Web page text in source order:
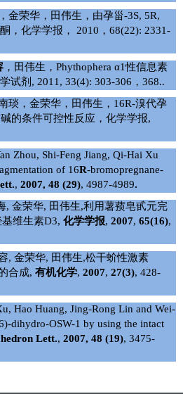
金荣华，田伟生，由孕甾-3S, 5R,
，化学学报， 2010 ， 68(22): 2331-
，田伟生， Phythophera α1性信息素
试剂 , 2011, 33(4): 303-306 ， 368..
琰，金荣华，田伟生， 16R-溴代孕
的条件可控性反应，化学学报,
Zhou, Shi-Feng Jiang, Qi-Hai Xu
of 16R-bromopregnane-
, 2007, 48 (29), 4987-4989.
, 金荣华, 田伟生,利用薯蓣皂甙元完
基维生素D3, 化学学报, 2007, 65(16),
, 金荣华, 田伟生,松干蚧性激素
合成, 有机化学, 2007, 27(3), 428-
Hao Huang, Jing-Rong Lin and Wei-
dihydro-OSW-1 by using the intact
Lett., 2007, 48 (19), 3475-